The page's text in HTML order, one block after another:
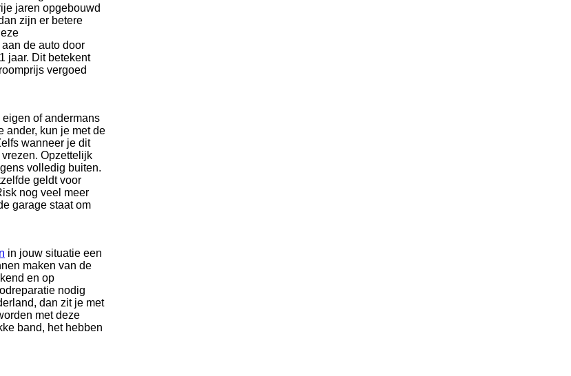
jaren opgebouwd
zijn er betere
de auto door
jaar. Dit betekent
vergoed
of andermans
ander, kun je met de
wanneer je dit
Opzettelijk
volledig buiten.
geldt voor
nog veel meer
garage staat om
in jouw situatie een
maken van de
en op
nodig
dan zit je met
met deze
band, het hebben